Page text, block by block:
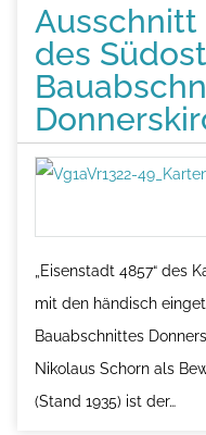
Ausschnitt
des
„Eisenstadt 4857“ des
mit den händisch
Bauabschnittes
Nikolaus Schorn als
(Stand 1935) ist der…